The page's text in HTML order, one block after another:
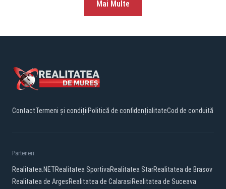
Mai Multe
ContactTermeni și condițiiPolitică de confidențialitateCod de conduită
Parteneri:
Realitatea.NETRealitatea SportivaRealitatea StarRealitatea de Brasov
Realitatea de ArgesRealitatea de CalarasiRealitatea de Suceava